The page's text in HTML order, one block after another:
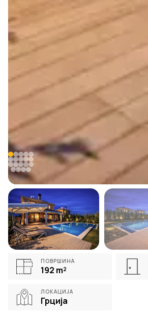
ПОВРШИНА
192 m²
ЛОКАЦИЈА
Грција